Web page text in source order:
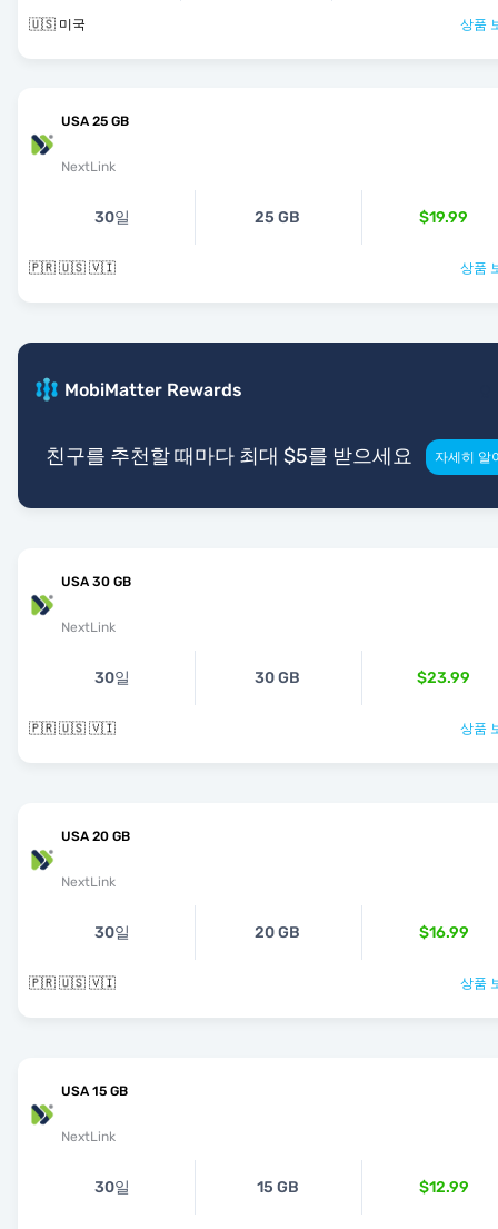
🇺🇸 미국 상품
USA 25 GB
NextLink
30일 25 GB $19.99
🇵🇷 🇺🇸 🇻🇮 상품
MobiMatter Rewards
친구를 추천할 때마다 최대 $5를 받으세요 자세히 알
USA 30 GB
NextLink
30일 30 GB $23.99
🇵🇷 🇺🇸 🇻🇮 상품
USA 20 GB
NextLink
30일 20 GB $16.99
🇵🇷 🇺🇸 🇻🇮 상품
USA 15 GB
NextLink
30일 15 GB $12.99